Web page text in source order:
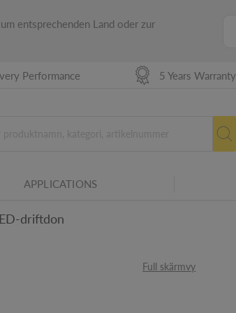
entsprechenden Land oder zur
Performance 5 Years Warranty
APPLICATIONS
driftdon
Full skärmvy